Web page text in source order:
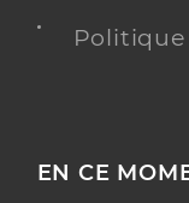
EN CE